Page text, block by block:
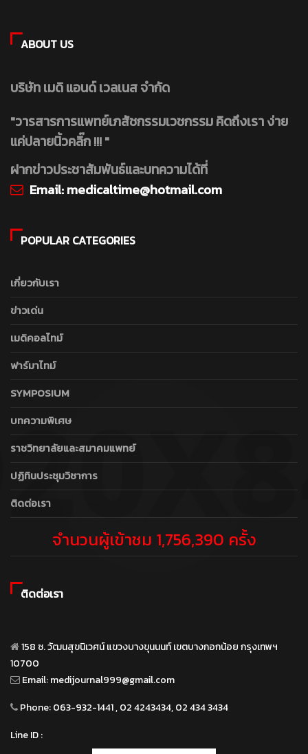
ABOUT US
บริษัท เมดิ แอนด์ เวลเนส จำกัด
"วารสารการแพทย์เภสัชกรรมเวชกรรม คิดถึงเรา ง่าย
แค่ปลายนิ้วคลิ๊ก !!! "
ฝากข่าวประชาสัมพันธ์และบทความได้ที่
Email:medicaltime@hotmail.com
POPULAR CATEGORIES
เกี่ยวกับเรา
ข่าวเด่น
เมดิคอลไทม์
ฟาร์มาไทม์
SYMPOSIUM
บทความพิเศษ
ราชวิทยาลัยและสมาคมแพทย์
ปฏิทินประชุมวิชาการ
ติดต่อเรา
จำนวนผู้เข้าชม 1,756,390 ครั้ง
ติดต่อเรา
158 ซ. วัฒนสุขนิเวศน์ แขวงบางขุนนนท์ เขตบางกอกน้อย กรุงเทพฯ
10700
Email:medijournal999@gmail.com
Phone:063-932-1441 , 02 4243434, 02 434 3434
Line ID :